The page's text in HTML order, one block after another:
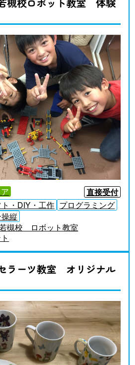
直接受付
・DIY・工作 プログラミング
縦
槻校 ロボット教室
ラーツ教室 オリジナル